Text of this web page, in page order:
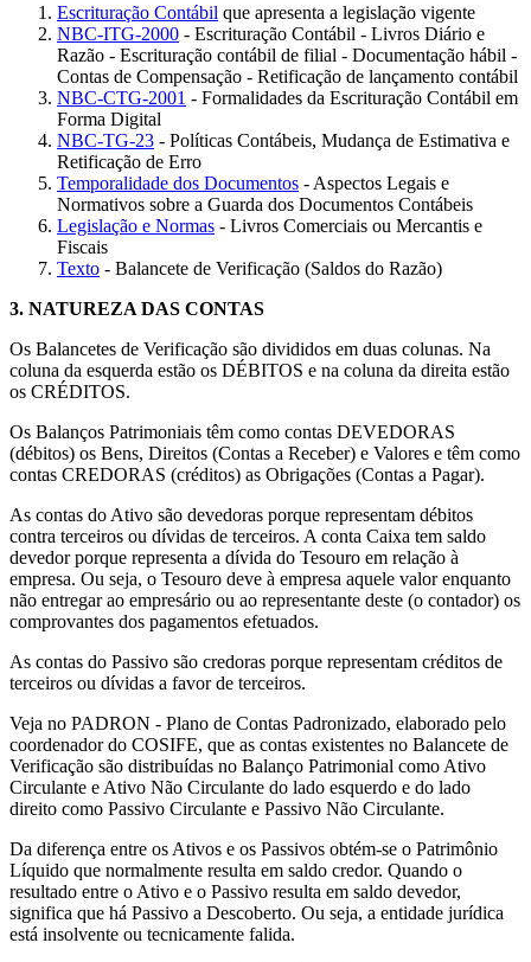
Escrituração Contábil que apresenta a legislação vigente
NBC-ITG-2000 - Escrituração Contábil - Livros Diário e
Razão - Escrituração contábil de filial - Documentação hábil -
Contas de Compensação - Retificação de lançamento contábil
NBC-CTG-2001 - Formalidades da Escrituração Contábil em
Forma Digital
NBC-TG-23 - Políticas Contábeis, Mudança de Estimativa e
Retificação de Erro
Temporalidade dos Documentos - Aspectos Legais e
Normativos sobre a Guarda dos Documentos Contábeis
Legislação e Normas - Livros Comerciais ou Mercantis e
Fiscais
Texto - Balancete de Verificação (Saldos do Razão)
3. NATUREZA DAS CONTAS
Os Balancetes de Verificação são divididos em duas colunas. Na
coluna da esquerda estão os DÉBITOS e na coluna da direita estão
os CRÉDITOS.
Os Balanços Patrimoniais têm como contas DEVEDORAS
(débitos) os Bens, Direitos (Contas a Receber) e Valores e têm como
contas CREDORAS (créditos) as Obrigações (Contas a Pagar).
As contas do Ativo são devedoras porque representam débitos
contra terceiros ou dívidas de terceiros. A conta Caixa tem saldo
devedor porque representa a dívida do Tesouro em relação à
empresa. Ou seja, o Tesouro deve à empresa aquele valor enquanto
não entregar ao empresário ou ao representante deste (o contador) os
comprovantes dos pagamentos efetuados.
As contas do Passivo são credoras porque representam créditos de
terceiros ou dívidas a favor de terceiros.
Veja no PADRON - Plano de Contas Padronizado, elaborado pelo
coordenador do COSIFE, que as contas existentes no Balancete de
Verificação são distribuídas no Balanço Patrimonial como Ativo
Circulante e Ativo Não Circulante do lado esquerdo e do lado
direito como Passivo Circulante e Passivo Não Circulante.
Da diferença entre os Ativos e os Passivos obtém-se o Patrimônio
Líquido que normalmente resulta em saldo credor. Quando o
resultado entre o Ativo e o Passivo resulta em saldo devedor,
significa que há Passivo a Descoberto. Ou seja, a entidade jurídica
está insolvente ou tecnicamente falida.